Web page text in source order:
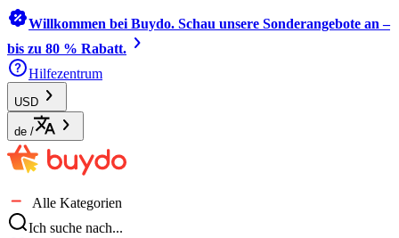
Willkommen bei Buydo. Schau unsere Sonderangebote an –
bis zu 80 % Rabatt.
Hilfezentrum
USD
de /
Alle Kategorien
Ich suche nach...